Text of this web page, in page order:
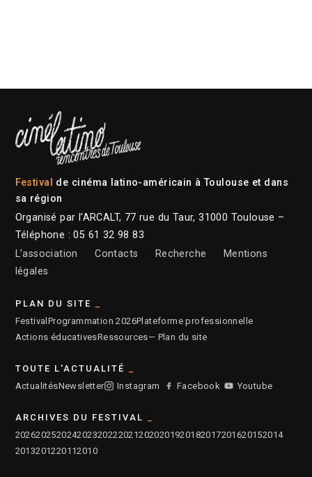
Festival de cinéma latino-américain à Toulouse et dans
sa région
Organisé par l’ARCALT, 77 rue du Taur, 31000 Toulouse –
Téléphone : 05 61 32 98 83
L’association
Contacts Recherche
Mentions
légales
PLAN DU SITE
Festival Programmation 2026Plateforme professionnelle
Actions éducativesRessources— Plan du site
TOUTE L'ACTUALITÉ
ActualitésNewsletter Instagram Facebook Youtube
ARCHIVES DU FESTIVAL
2026202520242023202220212020201920182017201620152014
2013201220112010